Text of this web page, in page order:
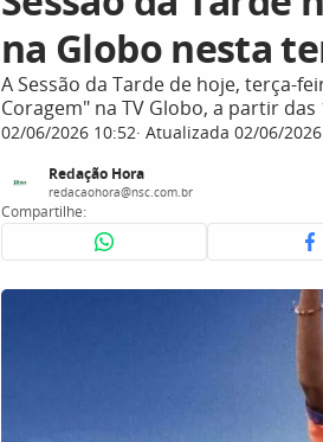
na Globo nesta
A Sessão da Tarde de hoje, terça-
Coragem" na TV Globo, a partir das
02/06/2026 10:52 Atualizada 02/06/
Redação Hora
redacaohora@nsc.com.br
Compartilhe: